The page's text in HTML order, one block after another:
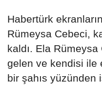
Habertürk
Rümeysa Cebeci,
kaldı. Ela
gelen ve kendisi ile
bir şahıs yüzünden